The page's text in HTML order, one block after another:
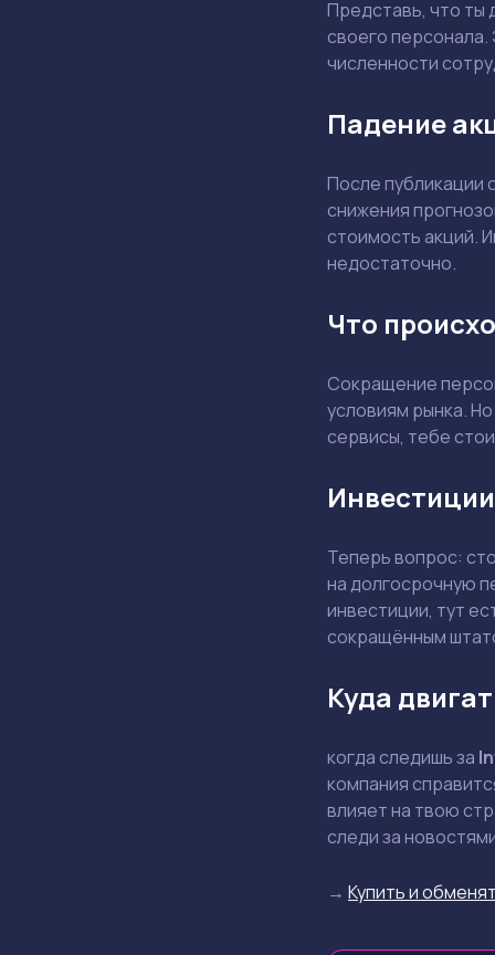
Представь, что ты
своего
численности
Падение
После публикации
снижения
стоимость акций.
недостаточно.
Что
Сокращение
условиям рынка.
сервисы, тебе
Теперь вопрос:
на долгосрочную
инвестиции, тут
сокращённым
Куда
когда следишь за
компания
влияет на твою
следи за
→ Купить и